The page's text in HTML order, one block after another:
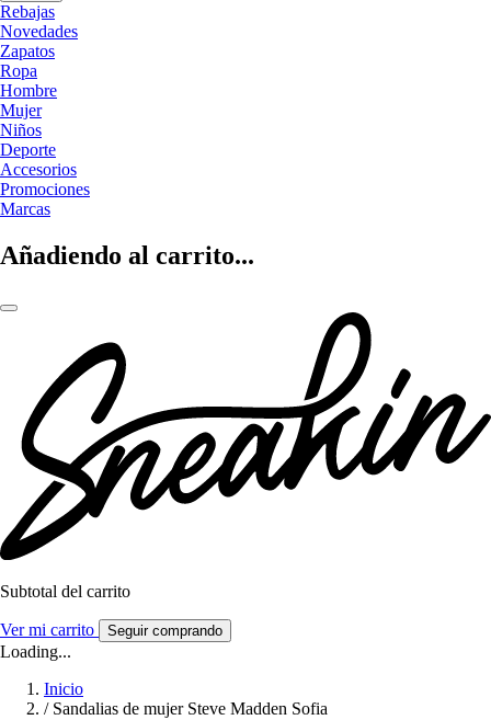
Rebajas
Novedades
Zapatos
Ropa
Hombre
Mujer
Niños
Deporte
Accesorios
Promociones
Marcas
Añadiendo al carrito...
Subtotal del carrito
Ver mi carrito Seguir comprando
Loading...
Inicio
/ Sandalias de mujer Steve Madden Sofia